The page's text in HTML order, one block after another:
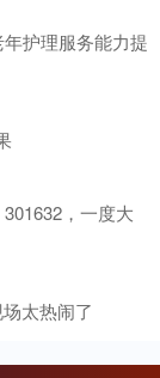
护理服务能力提
，一度大
太热闹了